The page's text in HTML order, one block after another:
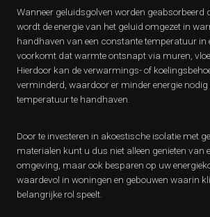
Wanneer geluidsgolven worden geabsorbeerd
wordt de energie van het geluid omgezet in
handhaven van een constante temperatuur in
voorkomt dat warmte ontsnapt via muren,
Hierdoor kan de verwarmings- of
verminderd, waardoor er minder energie nodig
temperatuur te handhaven.
Door te investeren in akoestische isolatie met
materialen kunt u dus niet alleen genieten van
omgeving, maar ook besparen op uw
waardevol in woningen en gebouwen waarin
belangrijke rol speelt.